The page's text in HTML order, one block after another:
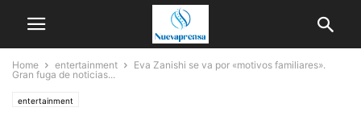
Home entertainment
Eva Zanishi se va por «motivos familiares».
Gran fuga de noticias...
entertainment